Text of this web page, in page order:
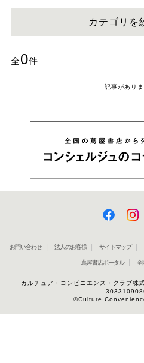
カテゴリを
全0件
記事がありま
お問い合わせ 法人のお客様 サイトマップ
蔦屋書店ポータル 全
カルチュア・コンビニエンス・クラブ
©Culture